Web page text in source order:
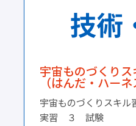
宇宙ものづくり
（はんだ・ハーネ
宇宙ものづくりスキ
実習 ３ 試験